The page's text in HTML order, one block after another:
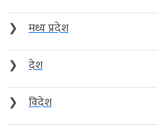
❯
मध्य प्रदेश
❯
देश
❯
विदेश